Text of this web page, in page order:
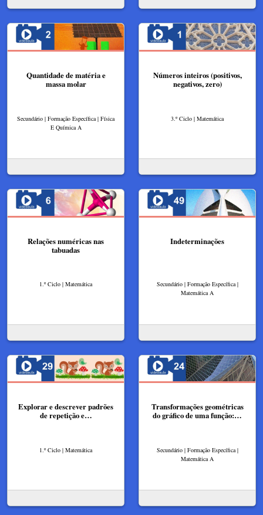
Quantidade de matéria e
massa molar
Secundário | Formação Específica | Física
E Química A
Números inteiros (positivos,
negativos, zero)
3.º Ciclo | Matemática
Relações numéricas nas
tabuadas
1.º Ciclo | Matemática
Indeterminações
Secundário | Formação Específica |
Matemática A
Explorar e descrever padrões
de repetição e…
1.º Ciclo | Matemática
Transformações geométricas
do gráfico de uma função:…
Secundário | Formação Específica |
Matemática A